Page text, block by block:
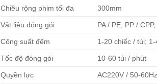
Chiều rộng phim tối đa 300mm
Vật liệu đóng gói PA / PE, PP /
Công suất đếm 1-20 chiếc / túi;
Tốc độ đóng gói 10-60 túi / phút
Quyền lực AC220V / 50-